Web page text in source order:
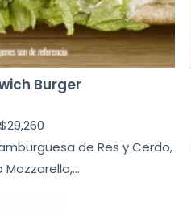
Burger
$29,260
de Res y Cerdo,
Mozzarella,...